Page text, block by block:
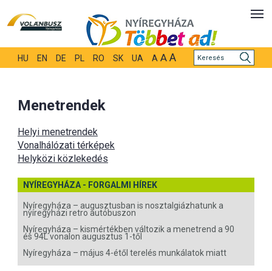
HU EN DE PL RO SK UA A A A
Menetrendek
Helyi menetrendek
Vonalhálózati térképek
Helyközi közlekedés
NYÍREGYHÁZA - FORGALMI HÍREK
Nyíregyháza – augusztusban is nosztalgiázhatunk a
nyíregyházi retro autóbuszon
Nyíregyháza – kismértékben változik a menetrend a 90
és 94L vonalon augusztus 1-től
Nyíregyháza – május 4-étől terelés munkálatok miatt